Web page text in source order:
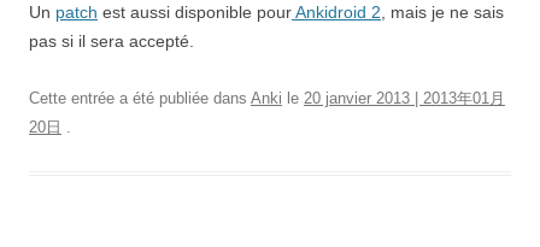
Un patch est aussi disponible pourAnkidroid 2 , mais je ne sais
pas si il sera accepté.
Cette entrée a été publiée dans Anki le 20 janvier 2013 | 2013年01月
20日